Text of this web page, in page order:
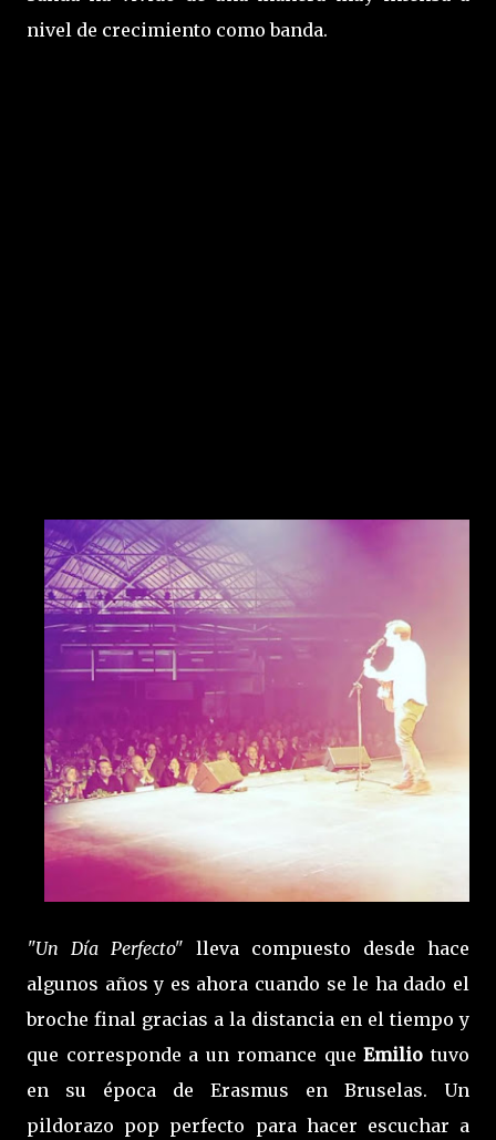
nivel de crecimiento como banda.
"Un Día Perfecto" lleva compuesto desde hace
algunos años y es ahora cuando se le ha dado el
broche final gracias a la distancia en el tiempo y
que corresponde a un romance queEmiliotuvo
en su época de Erasmus en Bruselas. Un
pildorazo pop perfecto para hacer escuchar a